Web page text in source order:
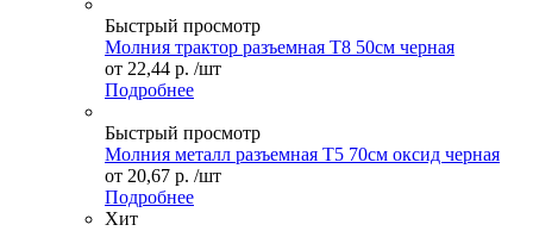
Быстрый просмотр
Молния трактор разъемная Т8 50см черная
от 22,44 р. /шт
Подробнее
Быстрый просмотр
Молния металл разъемная Т5 70см оксид черная
от 20,67 р. /шт
Подробнее
Хит